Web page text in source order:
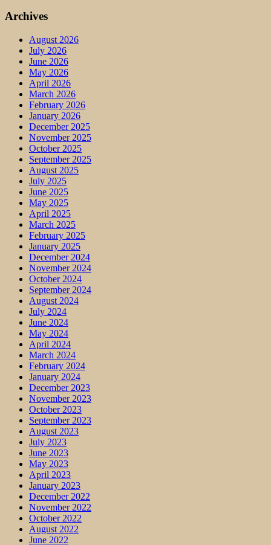
Archives
August 2026
July 2026
June 2026
May 2026
April 2026
March 2026
February 2026
January 2026
December 2025
November 2025
October 2025
September 2025
August 2025
July 2025
June 2025
May 2025
April 2025
March 2025
February 2025
January 2025
December 2024
November 2024
October 2024
September 2024
August 2024
July 2024
June 2024
May 2024
April 2024
March 2024
February 2024
January 2024
December 2023
November 2023
October 2023
September 2023
August 2023
July 2023
June 2023
May 2023
April 2023
January 2023
December 2022
November 2022
October 2022
August 2022
June 2022